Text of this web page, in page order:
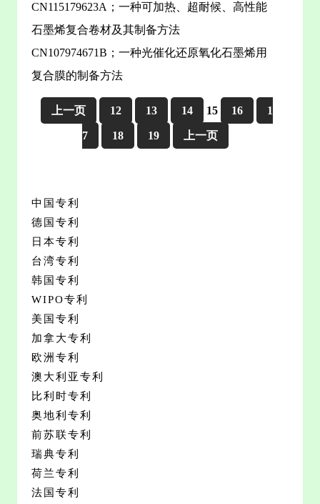
CN115179623A；一种可加热、超耐候、高性能
石墨烯复合卷材及其制备方法
CN107974671B；一种光催化还原氧化石墨烯用
复合膜的制备方法
上一页 12 13 14 15 16 1
7 18 19 上一页
中国专利
德国专利
日本专利
台湾专利
韩国专利
WIPO专利
美国专利
加拿大专利
欧洲专利
澳大利亚专利
比利时专利
奥地利专利
前苏联专利
瑞典专利
荷兰专利
法国专利